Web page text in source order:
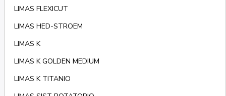
LIMAS FLEXICUT
LIMAS HED-STROEM
LIMAS K
LIMAS K GOLDEN MEDIUM
LIMAS K TITANIO